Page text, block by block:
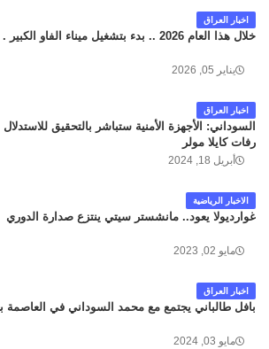
كان سبب الحادث يعود لتصادم عجلته مع عجلة نوع كيا
تابعة لشركة الهلال الماسكة لإعمار مطار البصرة
سائلين الله عز وجل ان يتغمد الفقيد بواسع رحمته ، و
اخبار العراق
خلال هذا العام 2026 .. بدء بتشغيل ميناء الفاو الكبير .
يناير 05, 2026
اخبار العراق
السوداني: الأجهزة الأمنية ستباشر بالتحقيق
رفات كايلا مولر
أبريل 18, 2024
الاخبار الرياضية
غوارديولا يعود.. مانشستر سيتي ينتزع صدارة الدوري
مايو 02, 2023
اخبار العراق
بافل طالباني يجتمع مع محمد السوداني في العاصمة
مايو 03, 2024